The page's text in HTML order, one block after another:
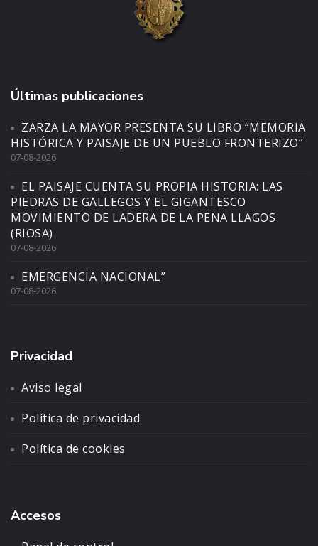
Últimas publicaciones
ZARZA LA MAYOR PRESENTA SU LIBRO “MEMORIA
HISTÓRICA Y PAISAJE DE UN PUEBLO FRONTERIZO”
07-08-2026
EL PAISAJE CUENTA SU PROPIA HISTORIA: LAS
PIEDRAS DE GALLEGOS Y EL GIGANTESCO
MOVIMIENTO DE LADERA DE LA PENA LLAGOS
(RIOSA)
07-08-2026
EMERGENCIA NACIONAL”
07-08-2026
Privacidad
Aviso legal
Política de privacidad
Política de cookies
Accesos